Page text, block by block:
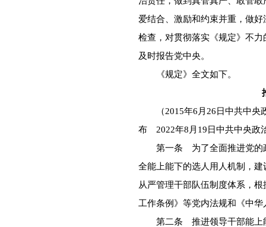
爱结合、激励和约束并重，做
检查，对贯彻落实《规定》不
及时报告党中央。
《规定》全文如下。
（2015年6月26日中共中
布 2022年8月19日中共中央政
第一条 为了全面推进党的政
全能上能下的选人用人机制，
从严管理干部队伍制度体系，
工作条例》等党内法规和《中
第二条 推进领导干部能上能